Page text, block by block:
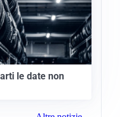
le date non